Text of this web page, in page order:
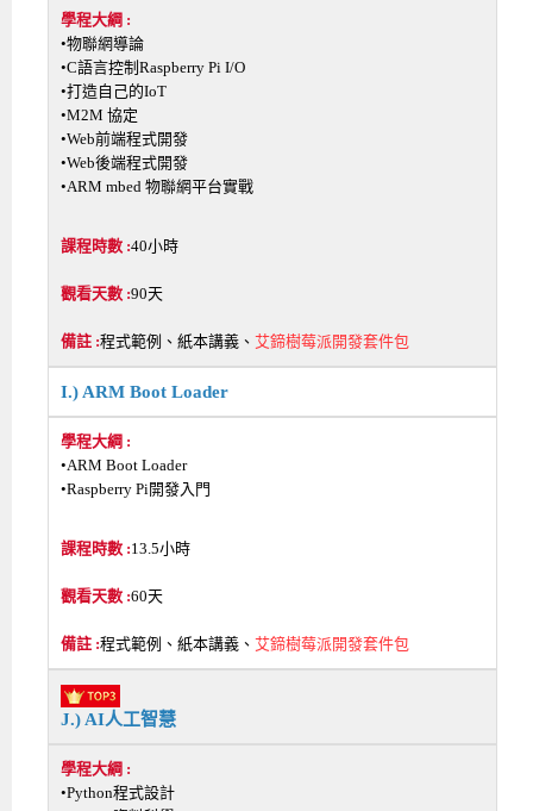
•物聯網導論
•C語言控制Raspberry Pi I/O
•打造自己的IoT
•M2M 協定
•Web前端程式開發
•Web後端程式開發
•ARM mbed 物聯網平台實戰
40小時
90天
程式範例、紙本講義、 艾鍗樹莓派開發套件包
I.) ARM Boot Loader
•ARM Boot Loader
•Raspberry Pi開發入門
13.5小時
60天
程式範例、紙本講義、 艾鍗樹莓派開發套件包
J.) AI人工智慧
•Python程式設計